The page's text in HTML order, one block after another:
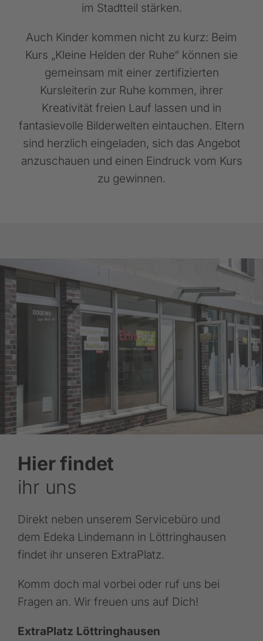
im Stadtteil stärken.
Auch Kinder kommen nicht zu kurz: Beim
Kurs „Kleine Helden der Ruhe“ können sie
gemeinsam mit einer zertifizierten
Kursleiterin zur Ruhe kommen, ihrer
Kreativität freien Lauf lassen und in
fantasievolle Bilderwelten eintauchen. Eltern
sind herzlich eingeladen, sich das Angebot
anzuschauen und einen Eindruck vom Kurs
zu gewinnen.
Hier findet
ihr uns
Direkt neben unserem Servicebüro und
dem Edeka Lindemann in Löttringhausen
findet ihr unseren ExtraPlatz.
Komm doch mal vorbei oder ruf uns bei
Fragen an. Wir freuen uns auf Dich!
ExtraPlatz Löttringhausen